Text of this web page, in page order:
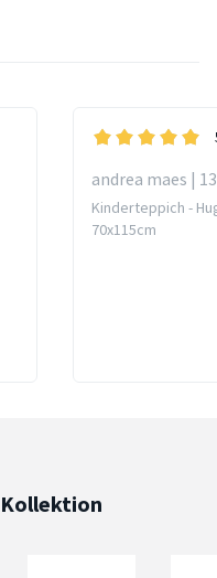
andrea maes |
Kinderteppich -
70x115cm